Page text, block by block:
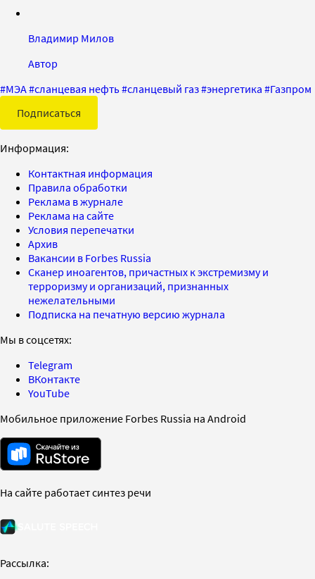
Владимир Милов
Автор
#МЭА#сланцевая нефть#сланцевый газ#энергетика #Газпром
Подписаться
Информация:
Контактная информация
Правила обработки
Реклама в журнале
Реклама на сайте
Условия перепечатки
Архив
Вакансии в Forbes Russia
Сканер иноагентов, причастных к экстремизму и
терроризму и организаций, признанных
нежелательными
Подписка на печатную версию журнала
Мы в соцсетях:
Telegram
ВКонтакте
YouTube
Мобильное приложение Forbes Russia на Android
На сайте работает синтез речи
Рассылка: